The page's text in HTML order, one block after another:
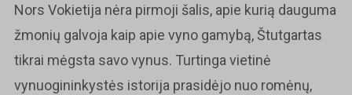
Nors Vokietija nėra pirmoji šalis, apie kurią dauguma
žmonių galvoja kaip apie vyno gamybą, Štutgartas
tikrai mėgsta savo vynus. Turtinga vietinė
vynuogininkystės istorija prasidėjo nuo romėnų,